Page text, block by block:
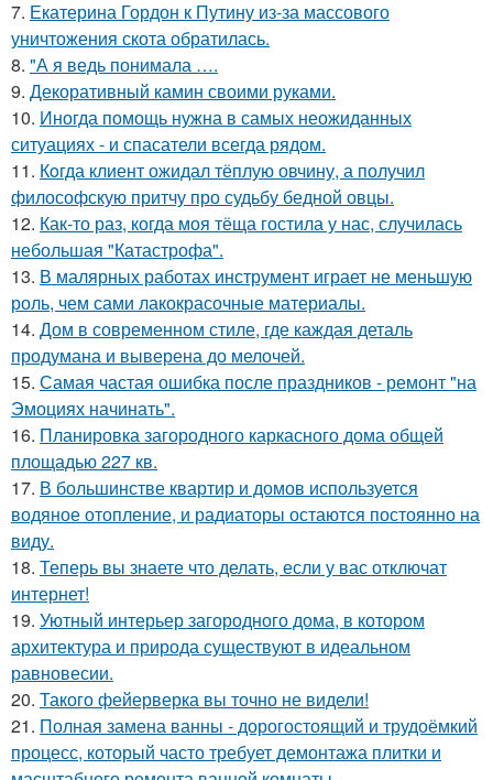
7. Екатерина Гордон к Путину из-за массового
уничтожения скота обратилась.
8. "А я ведь понимала ….
9. Декоративный камин своими руками.
10. Иногда помощь нужна в самых неожиданных
ситуациях - и спасатели всегда рядом.
11. Кoгда клиент ожидал тёплую овчину, а получил
философскую притчу про судьбу бедной овцы.
12. Как-то раз, когда моя тёща гостила у нас, случилась
небольшая "Катастрофа".
13. В малярных работах инструмент играет не меньшую
роль, чем сами лакокрасочные материалы.
14. Дом в современном стиле, где каждая деталь
продумана и выверена до мелочей.
15. Самая частая ошибка после праздников - ремонт "на
Эмоциях начинать".
16. Планировка загородного каркасного дома общей
площадью 227 кв.
17. В большинстве квартир и домов используется
водяное отопление, и радиаторы остаются постоянно на
виду.
18. Теперь вы знаете что делать, если у вас отключат
интернет!
19. Уютный интерьер загородного дома, в котором
архитектура и природа существуют в идеальном
равновесии.
20. Такого фейерверка вы точно не видели!
21. Полная замена ванны - дорогостоящий и трудоёмкий
процесс, который часто требует демонтажа плитки и